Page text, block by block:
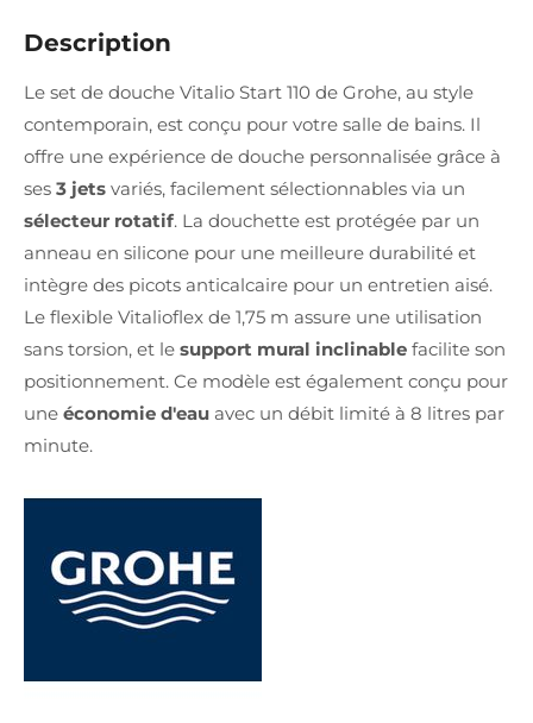
Description
Le set de douche Vitalio Start 110 de Grohe, au style
contemporain, est conçu pour votre salle de bains. Il
offre une expérience de douche personnalisée grâce à
ses 3 jets variés, facilement sélectionnables via un
sélecteur rotatif. La douchette est protégée par un
anneau en silicone pour une meilleure durabilité et
intègre des picots anticalcaire pour un entretien aisé.
Le flexible Vitalioflex de 1,75 m assure une utilisation
sans torsion, et le support mural inclinable facilite son
positionnement. Ce modèle est également conçu pour
une économie d'eau avec un débit limité à 8 litres par
minute.